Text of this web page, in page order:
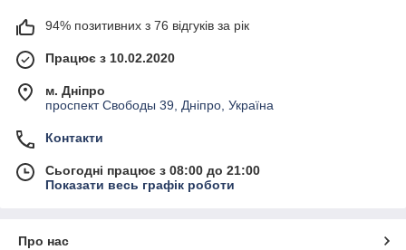
94% позитивних з 76 відгуків за рік
Працює з 10.02.2020
м. Дніпро
проспект Свободы 39, Дніпро, Україна
Контакти
Сьогодні працює з 08:00 до 21:00
Показати весь графік роботи
Про нас